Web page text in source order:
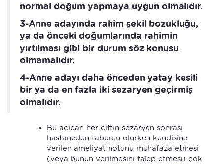
normal doğum yapmaya uygun olmalıdır.
3-Anne adayında rahim şekil bozukluğu,
ya da önceki doğumlarında rahimin
yırtılması gibi bir durum söz konusu
olmamalıdır.
4-Anne adayı daha önceden yatay kesili
bir ya da en fazla iki sezaryen geçirmiş
olmalıdır.
Bu açıdan her çiftin sezaryen sonrası
hastaneden taburcu olurken kendisine
verilen ameliyat notunu muhafaza etmesi
(veya bunun verilmesini talep etmesi) çok